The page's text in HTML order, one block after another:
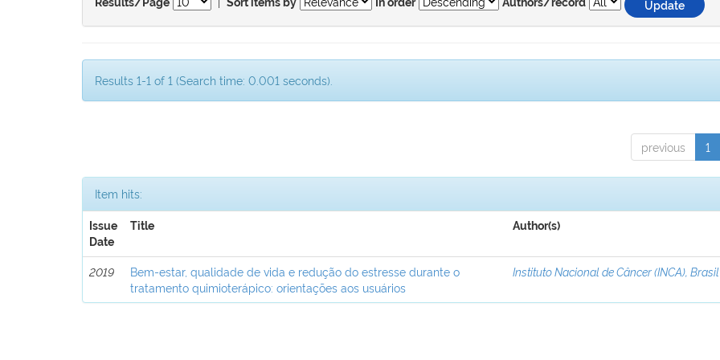
Results/Page Sort items by In order Authors/record
Results 1-1 of 1 (Search time: 0.001 seconds).
previous 1
Item hits:
Issue
Date
Title Author(s)
2019
Bem-estar, qualidade de vida e redução do estresse durante o
tratamento quimioterápico: orientações aos usuários
Instituto Nacional de Câncer (INCA), Brasil